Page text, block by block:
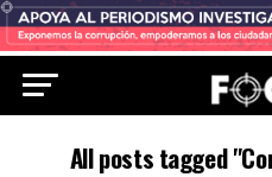
All posts tagged